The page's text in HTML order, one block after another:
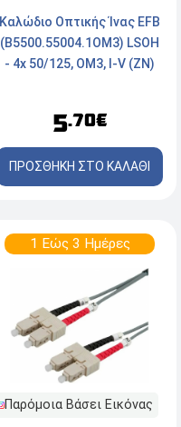
Καλώδιο Οπτικής Ίνας EFB
(B5500.55004.1OM3) LSOH
- 4x 50/125, OM3, I-V (ZN)
5.70€
ΠΡΟΣΘΗΚΗ ΣΤΟ ΚΑΛΑΘΙ
1 Εώς 3 Ημέρες
Παρόμοια Βάσει Εικόνας